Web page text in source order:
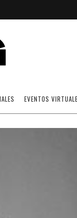
EVENTOS
CON